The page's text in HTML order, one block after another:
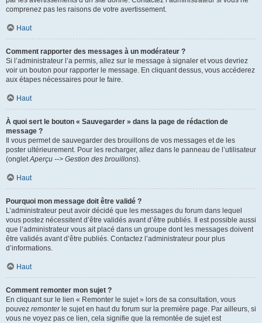
comprenez pas les raisons de votre avertissement.
Haut
Comment rapporter des messages à un modérateur ?
Si l’administrateur l’a permis, allez sur le message à signaler et vous devriez
voir un bouton pour rapporter le message. En cliquant dessus, vous accéderez
aux étapes nécessaires pour le faire.
Haut
À quoi sert le bouton « Sauvegarder » dans la page de rédaction de
message ?
Il vous permet de sauvegarder des brouillons de vos messages et de les
poster ultérieurement. Pour les recharger, allez dans le panneau de l’utilisateur
(ongletAperçu --> Gestion des brouillons).
Haut
Pourquoi mon message doit être validé ?
L’administrateur peut avoir décidé que les messages du forum dans lequel
vous postez nécessitent d’être validés avant d’être publiés. Il est possible aussi
que l’administrateur vous ait placé dans un groupe dont les messages doivent
être validés avant d’être publiés. Contactez l’administrateur pour plus
d’informations.
Haut
Comment remonter mon sujet ?
En cliquant sur le lien « Remonter le sujet » lors de sa consultation, vous
pouvez remonterle sujet en haut du forum sur la première page. Par ailleurs, si
vous ne voyez pas ce lien, cela signifie que la remontée de sujet est